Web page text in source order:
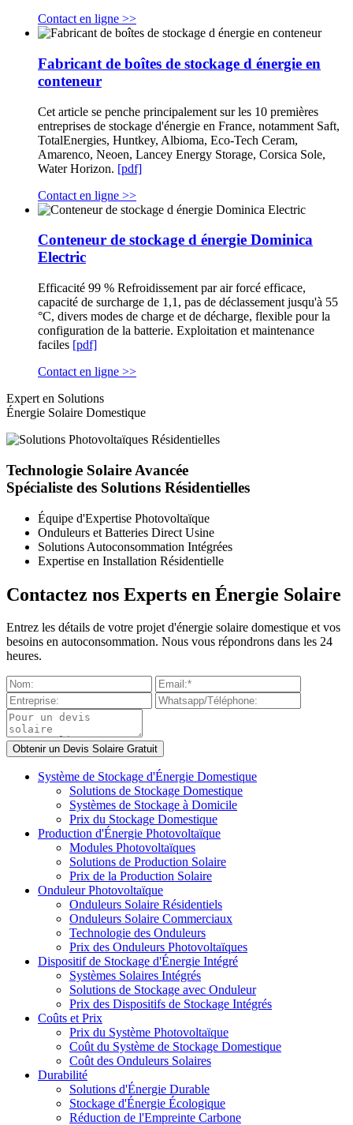
Contact en ligne >>
Fabricant de boîtes de stockage d énergie en
conteneur
Cet article se penche principalement sur les 10 premières
entreprises de stockage d'énergie en France, notamment Saft,
TotalEnergies, Huntkey, Albioma, Eco-Tech Ceram,
Amarenco, Neoen, Lancey Energy Storage, Corsica Sole,
Water Horizon. [pdf]
Contact en ligne >>
Conteneur de stockage d énergie Dominica
Electric
Efficacité 99 % Refroidissement par air forcé efficace,
capacité de surcharge de 1,1, pas de déclassement jusqu'à 55
°C, divers modes de charge et de décharge, flexible pour la
configuration de la batterie. Exploitation et maintenance
faciles [pdf]
Contact en ligne >>
Expert en Solutions
Énergie Solaire Domestique
Technologie Solaire Avancée
Spécialiste des Solutions Résidentielles
Équipe d'Expertise Photovoltaïque
Onduleurs et Batteries Direct Usine
Solutions Autoconsommation Intégrées
Expertise en Installation Résidentielle
Contactez nos Experts en Énergie Solaire
Entrez les détails de votre projet d'énergie solaire domestique et vos
besoins en autoconsommation. Nous vous répondrons dans les 24
heures.
Système de Stockage d'Énergie Domestique
Solutions de Stockage Domestique
Systèmes de Stockage à Domicile
Prix du Stockage Domestique
Production d'Énergie Photovoltaïque
Modules Photovoltaïques
Solutions de Production Solaire
Prix de la Production Solaire
Onduleur Photovoltaïque
Onduleurs Solaire Résidentiels
Onduleurs Solaire Commerciaux
Technologie des Onduleurs
Prix des Onduleurs Photovoltaïques
Dispositif de Stockage d'Énergie Intégré
Systèmes Solaires Intégrés
Solutions de Stockage avec Onduleur
Prix des Dispositifs de Stockage Intégrés
Coûts et Prix
Prix du Système Photovoltaïque
Coût du Système de Stockage Domestique
Coût des Onduleurs Solaires
Durabilité
Solutions d'Énergie Durable
Stockage d'Énergie Écologique
Réduction de l'Empreinte Carbone